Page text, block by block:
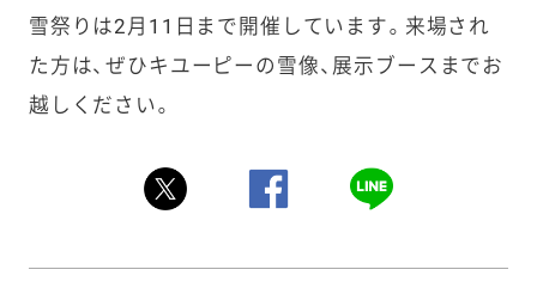
雪祭りは2月11日まで開催しています。来場され
た方は、ぜひキユーピーの雪像、展示ブースまでお
越しください。